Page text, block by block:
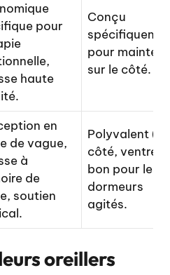
pour
haute
Conçu
pour
sur le côté.
en
de vague,
à
de
soutien
Polyvalent
côté, ventre),
bon pour les
dormeurs
agités.
oreillers